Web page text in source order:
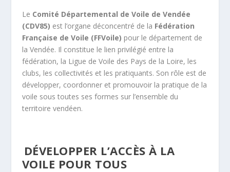
Le Comité Départemental de Voile de Vendée
(CDV85) est l’organe déconcentré de la Fédération
Française de Voile (FFVoile) pour le département de
la Vendée. Il constitue le lien privilégié entre la
fédération, la Ligue de Voile des Pays de la Loire, les
clubs, les collectivités et les pratiquants. Son rôle est de
développer, coordonner et promouvoir la pratique de la
voile sous toutes ses formes sur l’ensemble du
territoire vendéen.
DÉVELOPPER L’ACCÈS À LA
VOILE POUR TOUS